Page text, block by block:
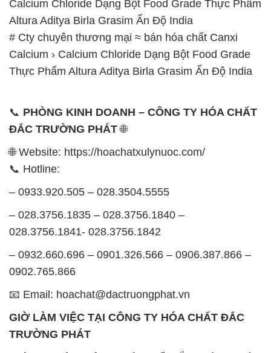
Calcium Chloride Dạng Bột Food Grade Thực Phẩm
Altura Aditya Birla Grasim Ấn Độ India
# Cty chuyên thương mại ≈ bán hóa chất Canxi
Calcium › Calcium Chloride Dạng Bột Food Grade
Thực Phẩm Altura Aditya Birla Grasim Ấn Độ India
📞 PHÒNG KINH DOANH – CÔNG TY HÓA CHẤT
ĐẮC TRƯỜNG PHÁT🌐
🌐 Website: https://hoachatxulynuoc.com/
📞 Hotline:
– 0933.920.505 – 028.3504.5555
– 028.3756.1835 – 028.3756.1840 –
028.3756.1841- 028.3756.1842
– 0932.660.696 – 0901.326.566 – 0906.387.866 –
0902.765.866
📧 Email: hoachat@dactruongphat.vn
GIỜ LÀM VIỆC TẠI CÔNG TY HÓA CHẤT ĐẮC
TRƯỜNG PHÁT